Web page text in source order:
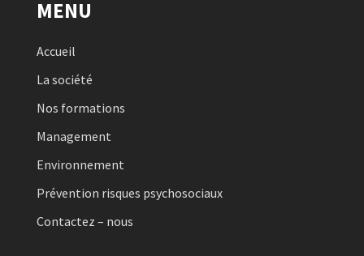
MENU
Accueil
La société
Nos formations
Management
Environnement
Prévention risques psychosociaux
Contactez – nous